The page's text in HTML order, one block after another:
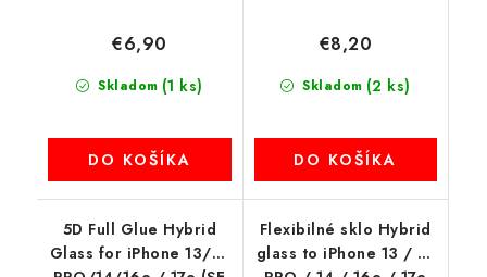
Skladom (1 ks)
€6,90
DO KOŠÍKA
Skladom (2 ks)
€8,20
DO KOŠÍKA
5D Full Glue Hybrid
Glass for iPhone 13/13
Flexibilné sklo Hybrid
glass to iPhone 13 / 13